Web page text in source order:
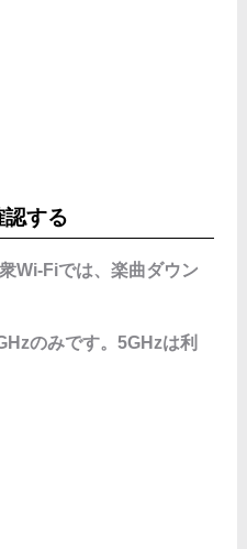
する
Wi-Fiでは、楽曲ダウン
のみです。5GHzは利